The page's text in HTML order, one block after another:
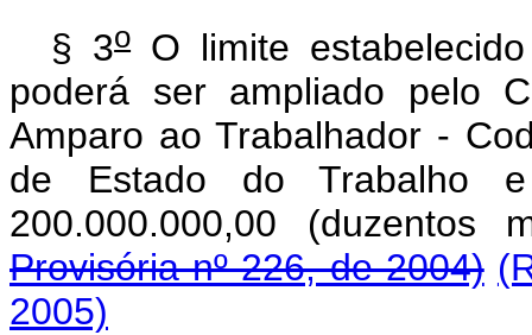
§ 3oO limite
poderá ser ampliado pelo
Amparo ao Trabalhador -
de Estado do Trabalho
200.000.000,00
Provisória nº 226, de 2004)
2005)